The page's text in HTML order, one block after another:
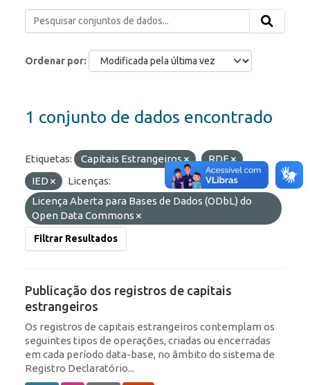
Ordenar por
1 conjunto de dados encontrado
Etiquetas: Capitais Estrangeiros
RDE
IED
Licenças:
Licença Aberta para Bases de Dados (ODbL) do
Open Data Commons
Filtrar Resultados
Publicação dos registros de capitais
estrangeiros
Os registros de capitais estrangeiros contemplam os
seguintes tipos de operações, criadas ou encerradas
em cada período data-base, no âmbito do sistema de
Registro Declaratório...